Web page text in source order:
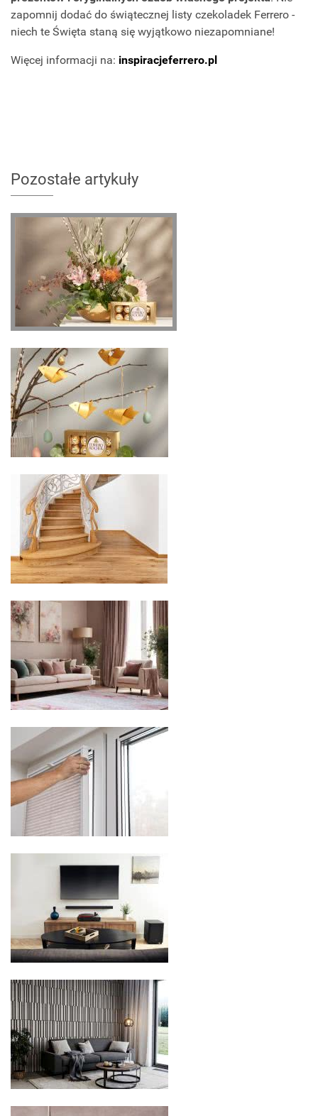
zapomnij dodać do świątecznej listy czekoladek Ferrero -
niech te Święta staną się wyjątkowo niezapomniane!
Więcej informacji na: inspiracjeferrero.pl
Pozostałe artykuły